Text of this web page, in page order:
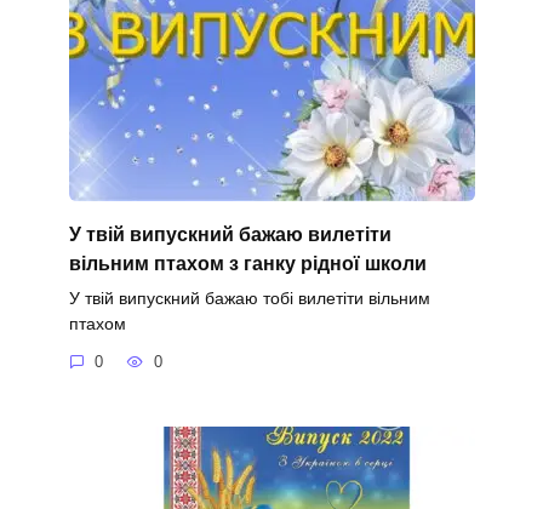
У твій випускний бажаю вилетіти
вільним птахом з ганку рідної школи
У твій випускний бажаю тобі вилетіти вільним
птахом
0 0